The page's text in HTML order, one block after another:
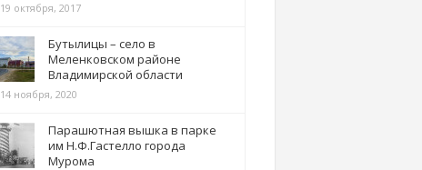
19 октября, 2017
Бутылицы – село в
Меленковском районе
Владимирской области
14 ноября, 2020
Парашютная вышка в парке
им Н.Ф.Гастелло города
Мурома